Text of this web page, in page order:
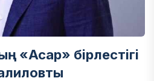
«Асар» бірлестігі